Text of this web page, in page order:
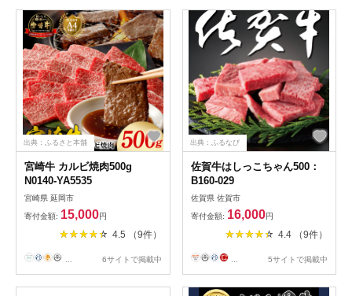
出典：ふるさと本舗
宮崎牛 カルビ焼肉500g
N0140-YA5535
宮崎県 延岡市
寄付金額: 15,000円
4.5 （9件）
6サイトで掲載中
出典：ふるなび
佐賀牛はしっこちゃん500：
B160-029
佐賀県 佐賀市
寄付金額: 16,000円
4.4 （9件）
5サイトで掲載中